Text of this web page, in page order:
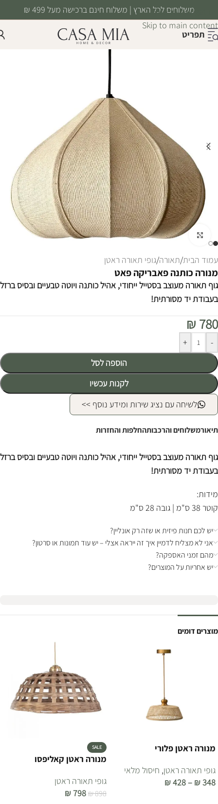
Skip to navigation
Skip to main content
משלוחים לכל הארץ | משלוח חינם ברכישה מעל 499 ₪
תפריט
לחצו להגדלה
עמוד הבית/תאורה/גופי תאורה ראטן
מנורה כותנה פאבריקה פאט
גוף תאורה מעוצב בסטייל ייחודי, אהיל כותנה ויוטה טבעיים ובסיס ברזל
בעבודת יד מסורתית!
₪ 780
-
+
הוספה לסל
לקנות עכשיו
Alternative:
לשיחה עם נציג שירות ומידע נוסף >>
תיאורמשלוחים והרכבותהחלפות והחזרות
גוף תאורה מעוצב בסטייל ייחודי, אהיל כותנה ויוטה טבעיים ובסיס ברזל
בעבודת יד מסורתית!
מידות:
קוטר 38 ס"מ | גובה 28 ס"מ
יש לכם חנות פיזית או שזה רק אונליין?
אני לא מצליח לדמיין איך זה ייראה אצלי – יש עוד תמונות או סרטון?
מהם זמני האספקה?
יש אחריות על המוצרים?
מוצרים דומים
מנורה ראטן פלורי
גופי תאורה ראטן, חיסול מלאי
₪348
–
₪428
SALE
מנורה ראטן קאליפסו
גופי תאורה ראטן
₪898
₪798